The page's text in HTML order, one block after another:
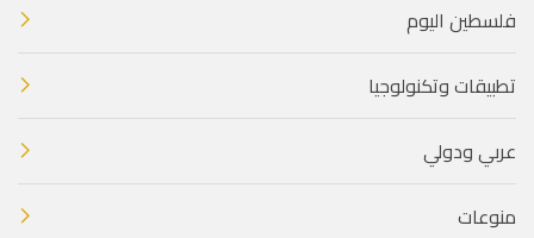
فلسطين اليوم
تطبيقات وتكنولوجيا
عربي ودولي
منوعات